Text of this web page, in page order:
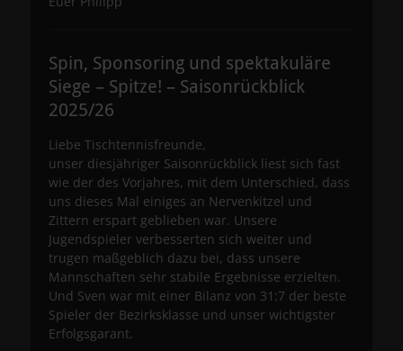
Spin, Sponsoring und spektakuläre
Siege – Spitze! – Saisonrückblick
2025/26
Liebe Tischtennisfreunde,
unser diesjähriger Saisonrückblick liest sich fast
wie der des Vorjahres, mit dem Unterschied, dass
uns dieses Mal einiges an Nervenkitzel und
Zittern erspart geblieben war. Unsere
Jugendspieler verbesserten sich weiter und
trugen maßgeblich dazu bei, dass unsere
Mannschaften sehr stabile Ergebnisse erzielten.
Und Sven war mit einer Bilanz von 31:7 der beste
Spieler der Bezirksklasse und unser wichtigster
Erfolgsgarant.